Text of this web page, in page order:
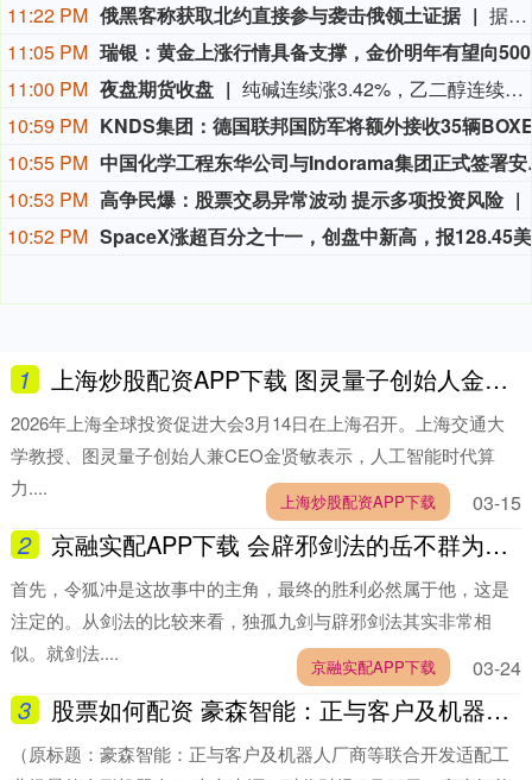
11:22 PM 俄黑客称获取北约直接参与袭击俄领土证据
据俄罗斯方面7日消息，有匿名俄罗斯黑客称，已获取北约直接参与袭击俄领土的书面证据。相关内容涉及乌克兰武装部队2026年7月袭击俄列宁格勒州和加里宁格勒州石油码头的事件。该匿名黑客透露，其获取的书面证据显示，受雇于北约情报部门的专家巴特·德瓦赫特向乌克兰国家安全局提供了列宁格勒州和加里宁格勒州石油码头以及俄罗斯天然气工业股份公司一艘液化天然气运输船的坐标情报。（央视新闻）
11:05 PM
11:00 PM 夜盘期货收盘
纯碱连续涨3.42%，乙二醇连续涨2.01%，焦煤连续涨1.71%，玻璃连续涨1.47%，苯乙烯连续涨1.20%。
10:59 PM
10:55 PM
中国化学
10:53 PM 高争民爆：股票交易异常波动 提示多项投资风险
10:52 PM
1 上海炒股配资APP下载 图灵量子创始人金贤敏：量子计算有利于彻底突破算力瓶颈
03-15
2026年上海全球投资促进大会3月14日在上海召开。上海交通大
学教授、图灵量子创始人兼CEO金贤敏表示，人工智能时代算
力....
上海炒股配资APP下载
2 京融实配APP下载 会辟邪剑法的岳不群为何打不赢令狐冲
03-24
首先，令狐冲是这故事中的主角，最终的胜利必然属于他，这是
注定的。从剑法的比较来看，独孤九剑与辟邪剑法其实非常相
似。就剑法....
京融实配APP下载
3 股票如何配资 豪森智能：正与客户及机器人厂商等联合开发适配工业场景的人形机器人
（原标题：豪森智能：正与客户及机器人厂商等联合开发适配工